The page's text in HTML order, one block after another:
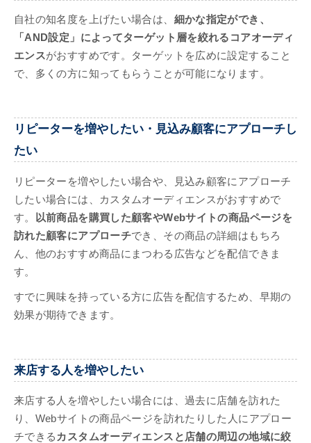
自社の知名度を上げたい場合は、 細かな指定ができ、
「AND設定」によってターゲット層を絞れるコアオーディ
エンスがおすすめです。ターゲットを広めに設定すること
で、多くの方に知ってもらうことが可能になります。
リピーターを増やしたい・見込み顧客にアプローチし
たい
リピーターを増やしたい場合や、見込み顧客にアプローチ
したい場合には、カスタムオーディエンスがおすすめで
す。
以前商品を購買した顧客やWebサイトの商品ページを
訪れた顧客にアプローチでき、その商品の詳細はもちろ
ん、他のおすすめ商品にまつわる広告などを配信できま
す。
すでに興味を持っている方に広告を配信するため、早期の
効果が期待できます。
来店する人を増やしたい
来店する人を増やしたい場合には、過去に店舗を訪れた
り、Webサイトの商品ページを訪れたりした人にアプロー
チできるカスタムオーディエンスと店舗の周辺の地域に絞